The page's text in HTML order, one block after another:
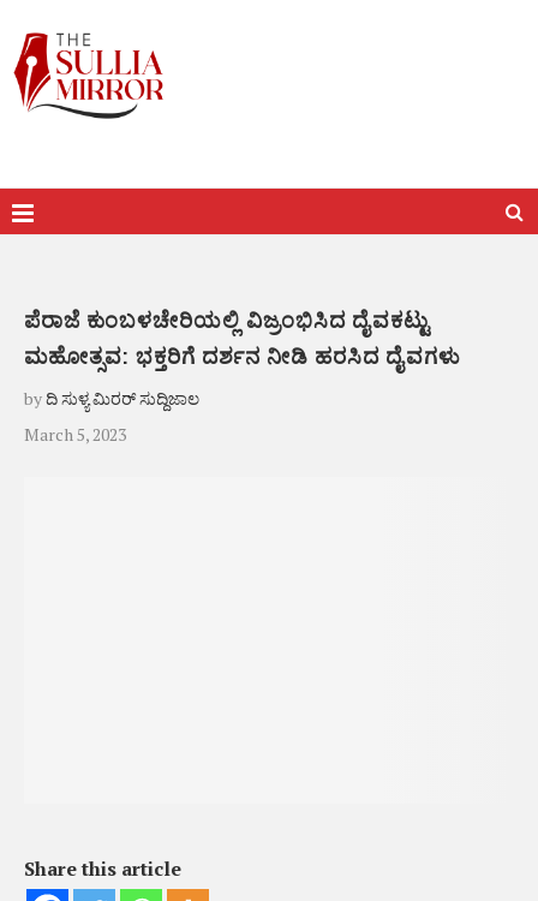
ಪೆರಾಜೆ ಕುಂಬಳಚೇರಿಯಲ್ಲಿ ವಿಜ್ರಂಭಿಸಿದ ದೈವಕಟ್ಟು
ಮಹೋತ್ಸವ: ಭಕ್ತರಿಗೆ ದರ್ಶನ ನೀಡಿ ಹರಸಿದ ದೈವಗಳು
byದಿ ಸುಳ್ಯ ಮಿರರ್ ಸುದ್ದಿಜಾಲ
March 5, 2023
Share this article